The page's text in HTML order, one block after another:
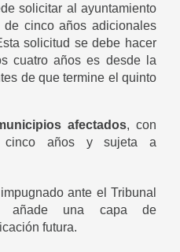
solicitar al ayuntamiento
de cinco años adicionales
solicitud se debe hacer
cuatro años es desde la
de que termine el quinto
afectados, con
años y sujeta a
ante el Tribunal
añade una capa de
futura.